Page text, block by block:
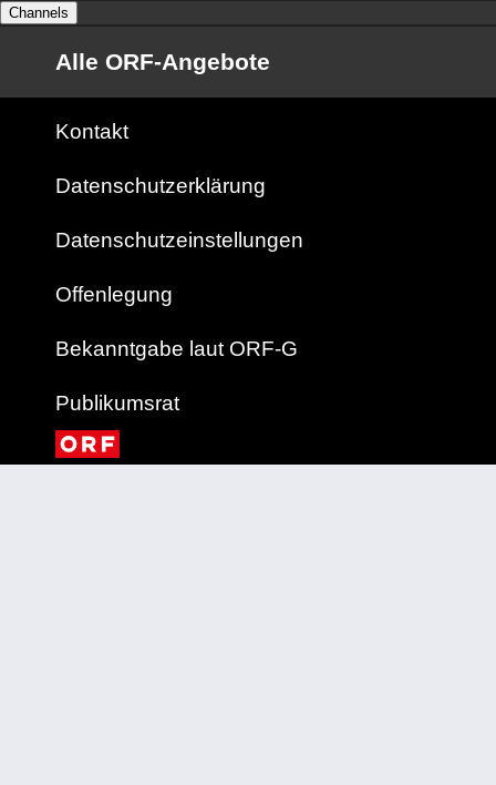
Channels
Alle ORF-Angebote
Kontakt
Datenschutzerklärung
Datenschutzeinstellungen
Offenlegung
Bekanntgabe laut ORF-G
Publikumsrat